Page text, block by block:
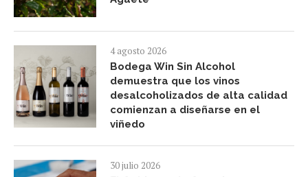
4 agosto 2026
Bodega Win Sin Alcohol
demuestra que los vinos
desalcoholizados de alta calidad
comienzan a diseñarse en el
viñedo
30 julio 2026